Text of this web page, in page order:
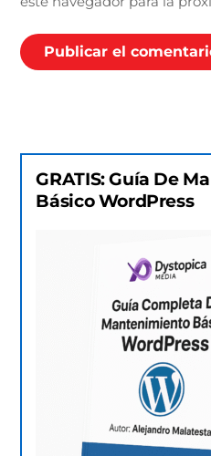
GRATIS: Guía De
Básico WordPress